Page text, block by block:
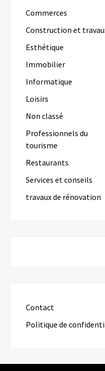
Commerces
Construction et
Esthétique
Immobilier
Informatique
Loisirs
Non classé
Professionnels du
tourisme
Restaurants
Services et conseils
travaux de rénovation
Contact
Politique de